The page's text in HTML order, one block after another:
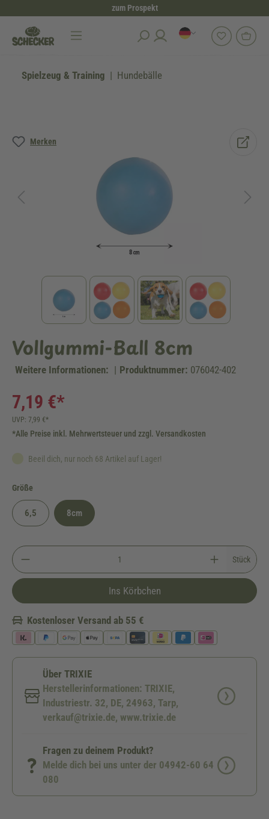
zum Prospekt
Spielzeug & Training Hundebälle
Merken
Bildergalerie überspringen
Vollgummi-Ball 8cm
Weitere Informationen: | Produktnummer: 076042-402
7,19 €*
UVP: 7,99 €*
*Alle Preise inkl. Mehrwertsteuer und zzgl. Versandkosten
Beeil dich, nur noch 68 Artikel auf Lager!
Größe
6,5 8cm
Stück
Ins Körbchen
Kostenloser Versand ab 55 €
Über TRIXIE
Herstellerinformationen: TRIXIE,
Industriestr. 32, DE, 24963, Tarp,
verkauf@trixie.de, www.trixie.de
Fragen zu deinem Produkt?
Melde dich bei uns unter der 04942-60 64
080